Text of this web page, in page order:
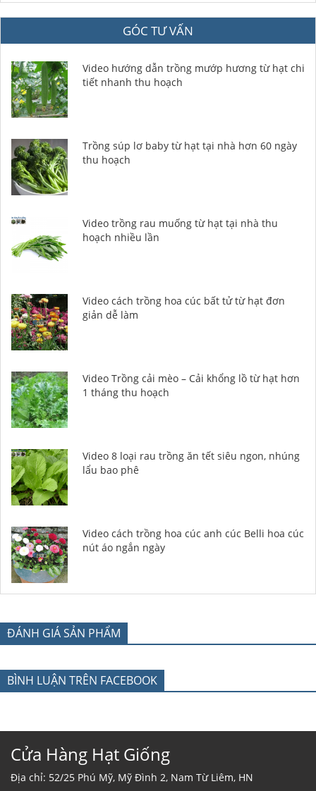
GÓC TƯ VẤN
Video hướng dẫn trồng mướp hương từ hạt chi
tiết nhanh thu hoạch
Trồng súp lơ baby từ hạt tại nhà hơn 60 ngày
thu hoạch
Video trồng rau muống từ hạt tại nhà thu
hoạch nhiều lần
Video cách trồng hoa cúc bất tử từ hạt đơn
giản dễ làm
Video Trồng cải mèo – Cải khổng lồ từ hạt hơn
1 tháng thu hoạch
Video 8 loại rau trồng ăn tết siêu ngon, nhúng
lẩu bao phê
Video cách trồng hoa cúc anh cúc Belli hoa cúc
nút áo ngắn ngày
ĐÁNH GIÁ SẢN PHẨM
BÌNH LUẬN TRÊN FACEBOOK
Cửa Hàng Hạt Giống
Địa chỉ: 52/25 Phú Mỹ, Mỹ Đình 2, Nam Từ Liêm, HN